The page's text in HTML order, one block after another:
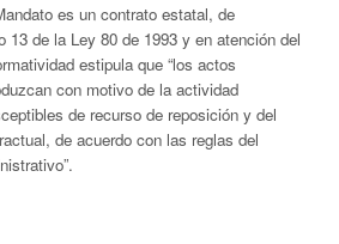
es un contrato estatal, de
13 de la Ley 80 de 1993 y en atención del
estipula que “los actos
con motivo de la actividad
de recurso de reposición y del
de acuerdo con las reglas del